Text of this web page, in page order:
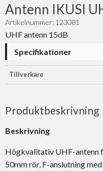
Antenn IKUSI
Artikelnummer: 123081
UHF antenn 15dB
Specifikationer
Tillverkare
Produktbeskrivning
Beskrivning
Högkvalitativ UHF-antenn
50mm rör, F-anslutning